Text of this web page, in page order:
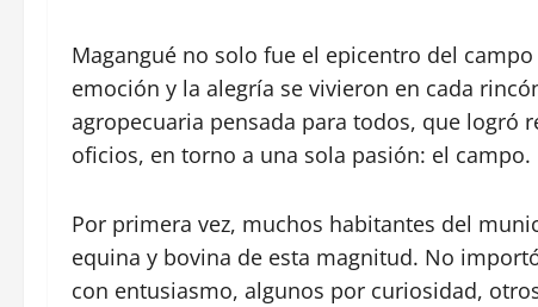
Magangué no solo fue el epicentro del
emoción y la alegría se vivieron en cada
agropecuaria pensada para todos, que logró
oficios, en torno a una sola pasión: el campo.
Por primera vez, muchos habitantes del
equina y bovina de esta magnitud. No
con entusiasmo, algunos por curiosidad,